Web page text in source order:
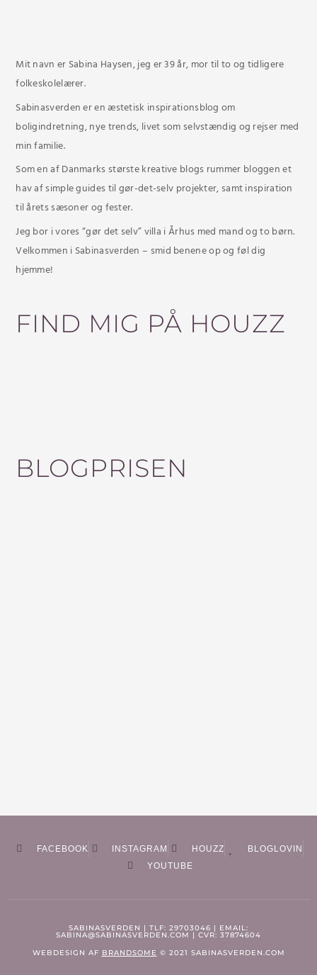
Mit navn er Sabina Haysen, jeg er 39 år, mor til to og tidligere
folkeskolelærer.
Sabinasverden er en æstetisk inspirationsblog om
boligindretning, nye trends, livet som selvstændig og rejser med
min familie.
Som en af Danmarks største kreative blogs rummer bloggen et
hav af simple guides til gør-det-selv projekter, samt inspiration
til årets sæsoner og fester.
Jeg bor i vores “gør det selv” villa i Århus med mand og to børn.
Velkommen i Sabinasverden – smid benene op og føl dig
hjemme!
FIND MIG PÅ HOUZZ
BLOGPRISEN
FACEBOOK INSTAGRAM HOUZZ
BLOGLOVIN
YOUTUBE
SABINASVERDEN | TLF: 29703046 | EMAIL:
SABINA@SABINASVERDEN.COM | CVR: 37874604
WEBDESIGN AF BRANDSOME © 2021 SABINASVERDEN.COM